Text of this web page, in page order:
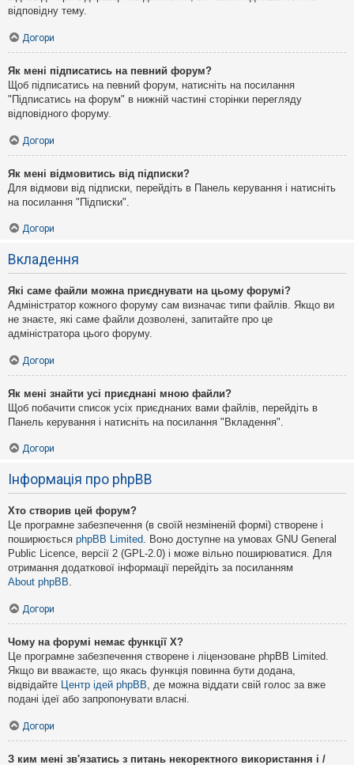
відповідну тему.
Догори
Як мені підписатись на певний форум?
Щоб підписатись на певний форум, натисніть на посилання
"Підписатись на форум" в нижній частині сторінки перегляду
відповідного форуму.
Догори
Як мені відмовитись від підписки?
Для відмови від підписки, перейдіть в Панель керування і натисніть
на посилання "Підписки".
Догори
Вкладення
Які саме файли можна приєднувати на цьому форумі?
Адміністратор кожного форуму сам визначає типи файлів. Якщо ви
не знаєте, які саме файли дозволені, запитайте про це
адміністратора цього форуму.
Догори
Як мені знайти усі приєднані мною файли?
Щоб побачити список усіх приєднаних вами файлів, перейдіть в
Панель керування і натисніть на посилання "Вкладення".
Догори
Інформація про phpBB
Хто створив цей форум?
Це програмне забезпечення (в своїй незміненій формі) створене і
поширюється phpBB Limited. Воно доступне на умовах GNU General
Public Licence, версії 2 (GPL-2.0) і може вільно поширюватися. Для
отримання додаткової інформації перейдіть за посиланням
About phpBB.
Догори
Чому на форумі немає функції X?
Це програмне забезпечення створене і ліцензоване phpBB Limited.
Якщо ви вважаєте, що якась функція повинна бути додана,
відвідайте Центр ідей phpBB, де можна віддати свій голос за вже
подані ідеї або запропонувати власні.
Догори
З ким мені зв'язатись з питань некоректного використання і /